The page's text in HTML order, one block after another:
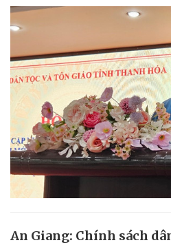
An Giang: Chính sách